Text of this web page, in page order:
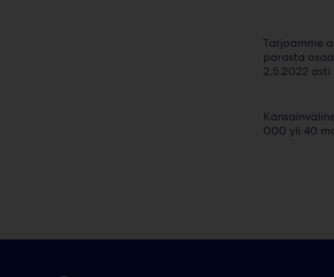
Tarjoamme
parasta
2.5.2022 asti
000 yli 40